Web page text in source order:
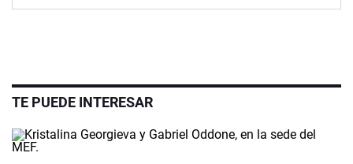
TE PUEDE INTERESAR